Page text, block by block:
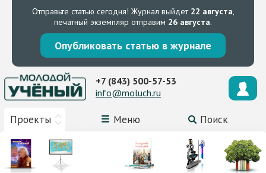
Отправьте статью сегодня! Журнал выйдет 22 августа,
печатный экземпляр отправим 26 августа.
Опубликовать статью в журнале
Проекты Меню Поиск
+7 (843) 500-57-53
info@moluch.ru